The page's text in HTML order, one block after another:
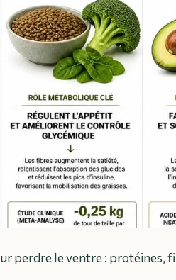
perdre le ventre : protéines,